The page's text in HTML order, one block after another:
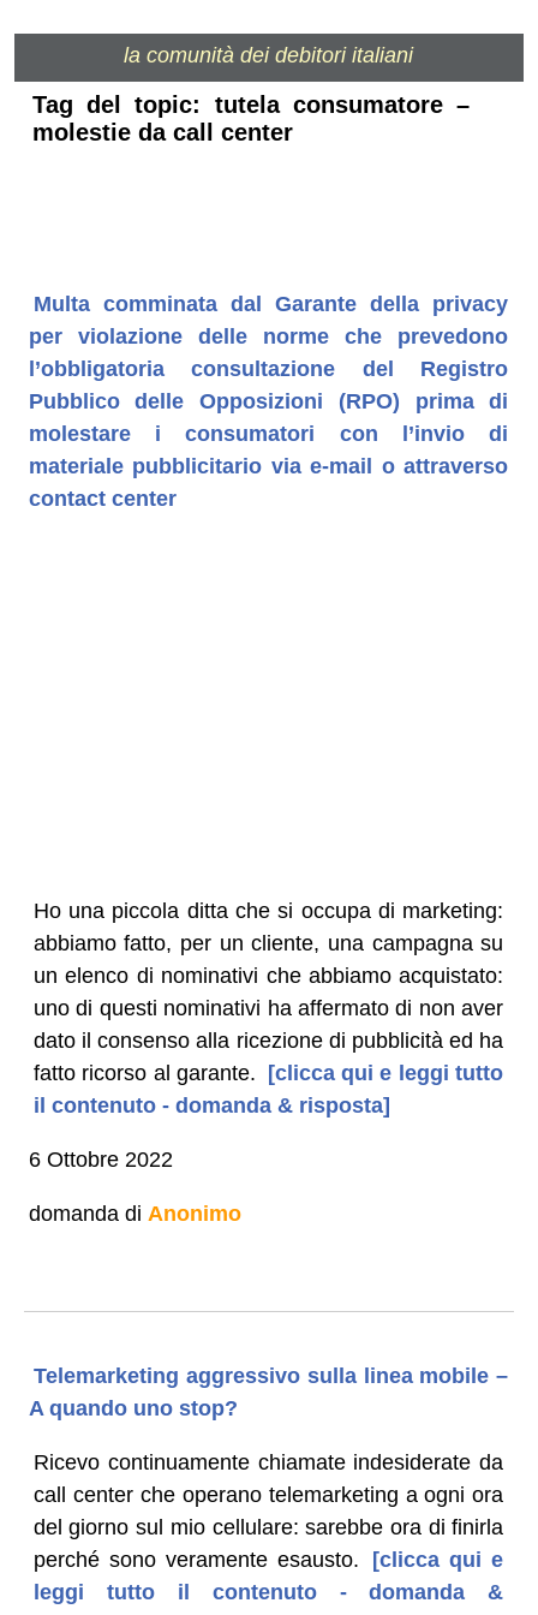
la comunità dei debitori italiani
Tag del topic: tutela consumatore –
molestie da call center
Multa comminata dal Garante della privacy
per violazione delle norme che prevedono
l’obbligatoria consultazione del Registro
Pubblico delle Opposizioni (RPO) prima di
molestare i consumatori con l’invio di
materiale pubblicitario via e-mail o attraverso
contact center
Ho una piccola ditta che si occupa di marketing:
abbiamo fatto, per un cliente, una campagna su
un elenco di nominativi che abbiamo acquistato:
uno di questi nominativi ha affermato di non aver
dato il consenso alla ricezione di pubblicità ed ha
fatto ricorso al garante. [clicca qui e leggi tutto
il contenuto - domanda & risposta]
6 Ottobre 2022
domanda di Anonimo
Telemarketing aggressivo sulla linea mobile –
A quando uno stop?
Ricevo continuamente chiamate indesiderate da
call center che operano telemarketing a ogni ora
del giorno sul mio cellulare: sarebbe ora di finirla
perché sono veramente esausto.
[clicca qui e
leggi tutto il contenuto - domanda &